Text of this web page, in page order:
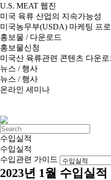
U.S. MEAT 웹진
미국 육류 산업의 지속가능성
미국농무부(USDA) 마케팅 프
홍보물 / 다운로드
홍보물신청
미국산 육류관련 콘텐츠 다운로
뉴스 / 행사
뉴스 / 행사
온라인 세미나
수입실적
수입실적
수입관련 가이드
2023년 1월 수입실적